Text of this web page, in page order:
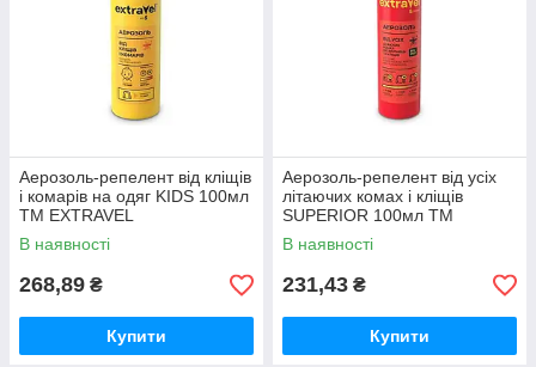
Аерозоль-репелент від кліщів
і комарів на одяг KIDS 100мл
ТМ EXTRAVEL
В наявності
268,89 ₴
Купити
Аерозоль-репелент від усіх
літаючих комах і кліщів
SUPERIOR 100мл ТМ
EXTRAVEL
В наявності
231,43 ₴
Купити